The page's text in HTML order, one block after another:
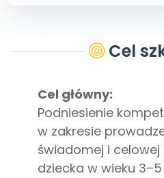
Cel
Cel główny:
Podniesienie
w zakresie
świadomej i
dziecka w wieku